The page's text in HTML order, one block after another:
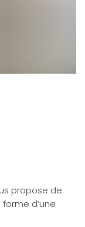
propose de
d’une